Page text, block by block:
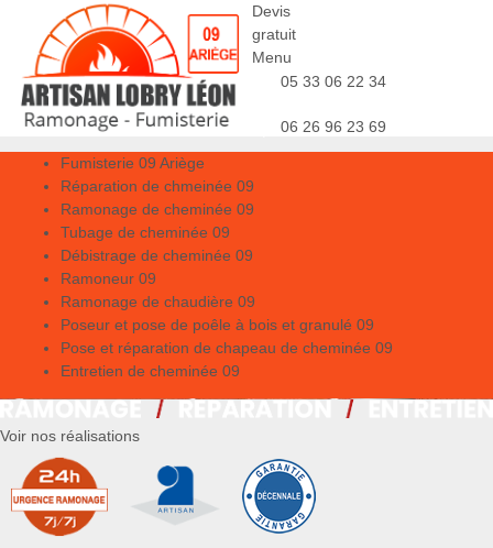
Devis
gratuit
Menu
05 33 06 22 34
06 26 96 23 69
Fumisterie 09 Ariège
Réparation de chmeinée 09
Ramonage de cheminée 09
Tubage de cheminée 09
Débistrage de cheminée 09
Ramoneur 09
Ramonage de chaudière 09
Poseur et pose de poêle à bois et granulé 09
Pose et réparation de chapeau de cheminée 09
Entretien de cheminée 09
Voir nos réalisations